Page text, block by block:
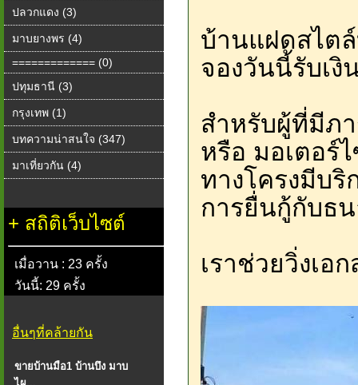
ปลวกแดง (3)
มาบยางพร (4)
============= (0)
ปทุมธานี (3)
กรุงเทพ (1)
บทความน่าสนใจ (347)
มาเที่ยวกัน (4)
+ สถิติเว็บไซต์
เมื่อวาน : 23 ครั้ง
วันนี้: 29 ครั้ง
อื่นๆที่คล้ายกัน
ขายบ้านมือ1 บ้านบึง มาบ
บ้านแฝดสไต
จองวันนี้รับเ
สำหรับผู้ที่มีภ
หรือ มอเตอร์
ทางโครงมีบริ
การยื่นกู้กับธ
เราช่วยวิ่งเ